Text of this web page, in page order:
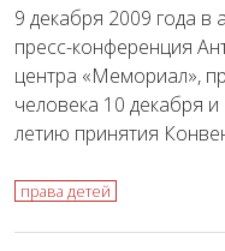
9 декабря 2009 года в
пресс-конференция
центра «Мемориал»,
человека 10 декабря
летию принятия
права детей